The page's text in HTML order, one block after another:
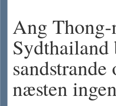
Ang
Sydthailand
næsten